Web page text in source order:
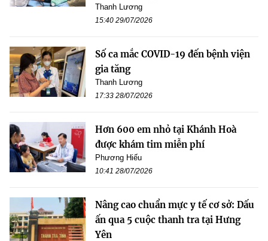
Thanh Lương
15:40 29/07/2026
Số ca mắc COVID-19 đến bệnh viện
gia tăng
Thanh Lương
17:33 28/07/2026
Hơn 600 em nhỏ tại Khánh Hoà
được khám tim miễn phí
Phương Hiếu
10:41 28/07/2026
Nâng cao chuẩn mực y tế cơ sở: Dấu
ấn qua 5 cuộc thanh tra tại Hưng
Yên